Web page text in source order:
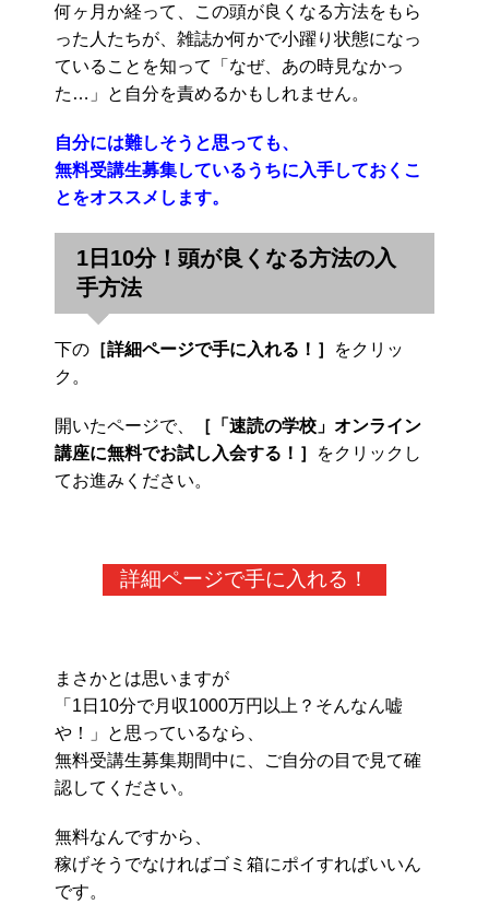
何ヶ月か経って、この頭が良くなる方法をもら
った人たちが、雑誌か何かで小躍り状態になっ
ていることを知って「なぜ、あの時見なかっ
た…」と自分を責めるかもしれません。
自分には難しそうと思っても、
無料受講生募集しているうちに入手しておくこ
とをオススメします。
1日10分！頭が良くなる方法の入
手方法
下の ［詳細ページで手に入れる！］
をクリッ
ク。
開いたページで、
［「速読の学校」オンライン
講座に無料でお試し入会する！］
をクリックし
てお進みください。
詳細ページで手に入れる！
まさかとは思いますが
「1日10分で月収1000万円以上？そんなん嘘
や！」と思っているなら、
無料受講生募集期間中に、ご自分の目で見て確
認してください。
無料なんですから、
稼げそうでなければゴミ箱にポイすればいいん
です。